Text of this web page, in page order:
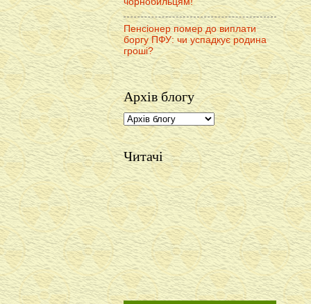
Пенсіонер помер до виплати
боргу ПФУ: чи успадкує родина
гроші?
Архів блогу
Читачі